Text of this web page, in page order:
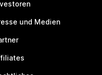
und Medien